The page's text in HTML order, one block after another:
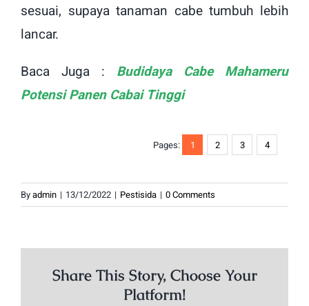
sesuai, supaya tanaman cabe tumbuh lebih
lancar.
Baca Juga : Budidaya Cabe Mahameru
Potensi Panen Cabai Tinggi
Pages: 1 2 3 4
Byadmin | 13/12/2022 | Pestisida | 0 Comments
Share This Story, Choose Your
Platform!